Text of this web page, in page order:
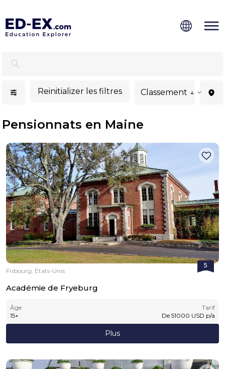
Reinitializer les filtres Classement ↓
Pensionnats en Maine
5
Fribourg, États-Unis
Académie de Fryeburg
Âge
15+
Tarif
De 51000 USD p/a
Plus